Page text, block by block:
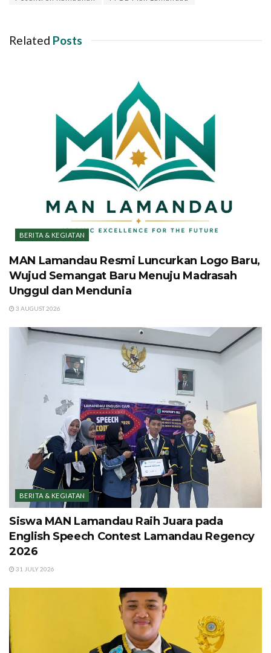
Related Posts
BERITA & KEGIATAN
MAN Lamandau Resmi Luncurkan Logo Baru,
Wujud Semangat Baru Menuju Madrasah
Unggul dan Mendunia
3 AUGUST 2026
BERITA & KEGIATAN
Siswa MAN Lamandau Raih Juara pada
English Speech Contest Lamandau Regency
2026
31 JULY 2026